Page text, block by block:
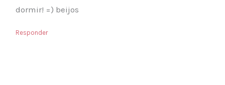
dormir! =) beijos
Responder